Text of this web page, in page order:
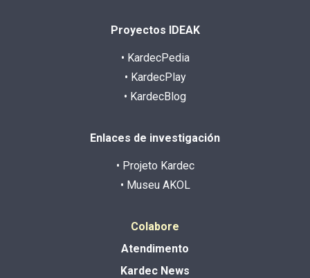
Proyectos IDEAK
• KardecPedia
• KardecPlay
• KardecBlog
Enlaces de investigación
• Projeto Kardec
• Museu AKOL
Colabore
Atendimento
Kardec News